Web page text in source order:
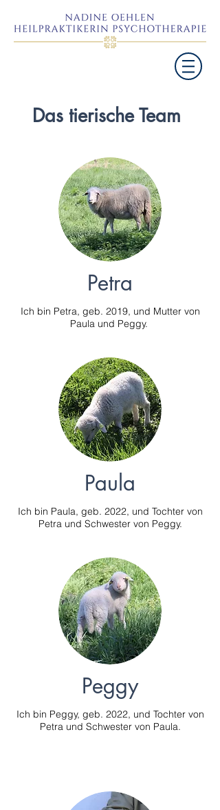
Das tierische Team
Petra
Ich bin Petra, geb. 2019, und Mutter von
Paula und Peggy.
Paula
Ich bin Paula, geb. 2022, und Tochter von
Petra und Schwester von Peggy.
Peggy
Ich bin Peggy, geb. 2022, und Tochter von
Petra und Schwester von Paula.